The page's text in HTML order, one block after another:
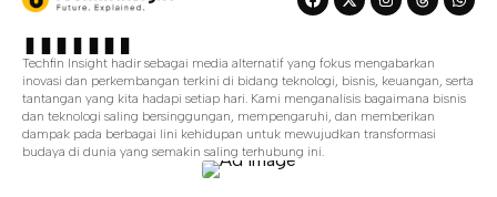
Techfin Insight hadir sebagai media alternatif yang fokus mengabarkan
inovasi dan perkembangan terkini di bidang teknologi, bisnis, keuangan, serta
tantangan yang kita hadapi setiap hari. Kami menganalisis bagaimana bisnis
dan teknologi saling bersinggungan, mempengaruhi, dan memberikan
dampak pada berbagai lini kehidupan untuk mewujudkan transformasi
budaya di dunia yang semakin saling terhubung ini.